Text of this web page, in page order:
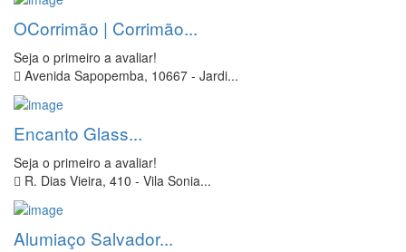
OCorrimão | Corrimão...
Seja o primeiro a avaliar!
Avenida Sapopemba, 10667 - Jardi...
Encanto Glass...
Seja o primeiro a avaliar!
R. Dias Vieira, 410 - Vila Sonia...
Alumiaço Salvador...